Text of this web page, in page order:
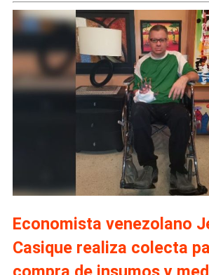
Economista venezolano
Casique realiza colecta